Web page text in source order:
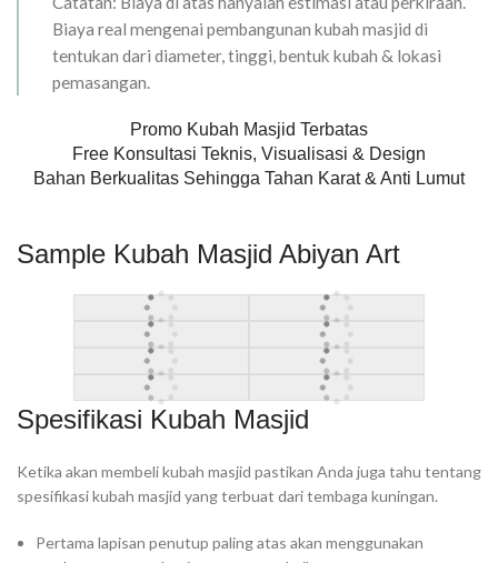
Biaya real mengenai pembangunan kubah masjid di
tentukan dari diameter, tinggi, bentuk kubah & lokasi
pemasangan.
Promo Kubah Masjid Terbatas
Free Konsultasi Teknis, Visualisasi & Design
Bahan Berkualitas Sehingga Tahan Karat & Anti Lumut
Sample Kubah Masjid Abiyan Art
Spesifikasi Kubah Masjid
Ketika akan membeli kubah masjid pastikan Anda juga tahu tentang
spesifikasi kubah masjid yang terbuat dari tembaga kuningan.
Pertama lapisan penutup paling atas akan menggunakan